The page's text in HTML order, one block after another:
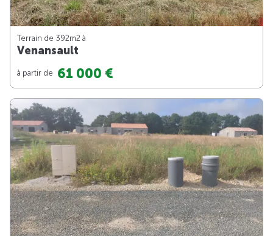
Terrain de 392m2 à
Venansault
à partir de 61 000 €